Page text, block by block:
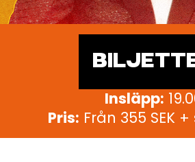
Insläpp:
Pris: Från 355 SEK